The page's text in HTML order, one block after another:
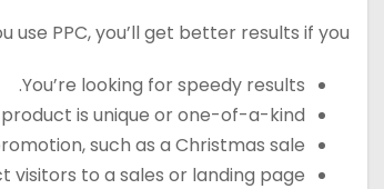
use PPC, you’ll get better results if you:
You’re looking for speedy results.
is unique or one-of-a-kind.
such as a Christmas sale.
visitors to a sales or landing page.